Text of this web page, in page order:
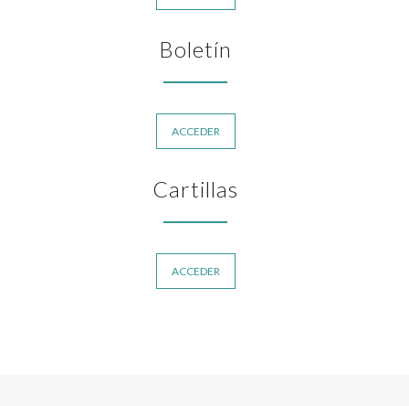
Boletín
ACCEDER
Cartillas
ACCEDER